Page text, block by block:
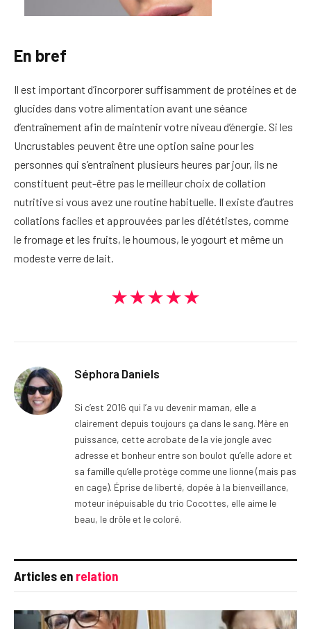
En bref
Il est important d’incorporer suffisamment de protéines et de
glucides dans votre alimentation avant une séance
d’entraînement afin de maintenir votre niveau d’énergie. Si les
Uncrustables peuvent être une option saine pour les
personnes qui s’entraînent plusieurs heures par jour, ils ne
constituent peut-être pas le meilleur choix de collation
nutritive si vous avez une routine habituelle. Il existe d’autres
collations faciles et approuvées par les diététistes, comme
le fromage et les fruits, le houmous, le yogourt et même un
modeste verre de lait.
★★★★★
Séphora Daniels
Si c’est 2016 qui l’a vu devenir maman, elle a
clairement depuis toujours ça dans le sang. Mère en
puissance, cette acrobate de la vie jongle avec
adresse et bonheur entre son boulot qu’elle adore et
sa famille qu’elle protège comme une lionne (mais pas
en cage). Éprise de liberté, dopée à la bienveillance,
moteur inépuisable du trio Cocottes, elle aime le
beau, le drôle et le coloré.
Articles en relation